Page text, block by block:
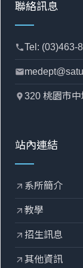
聯絡訊息
phoneTel: (03)463-
mail
location_pin320 桃園市
站內連結
arrow_outward 系所簡介
arrow_outward 教學
arrow_outward 招生訊息
arrow_outward 其他資訊